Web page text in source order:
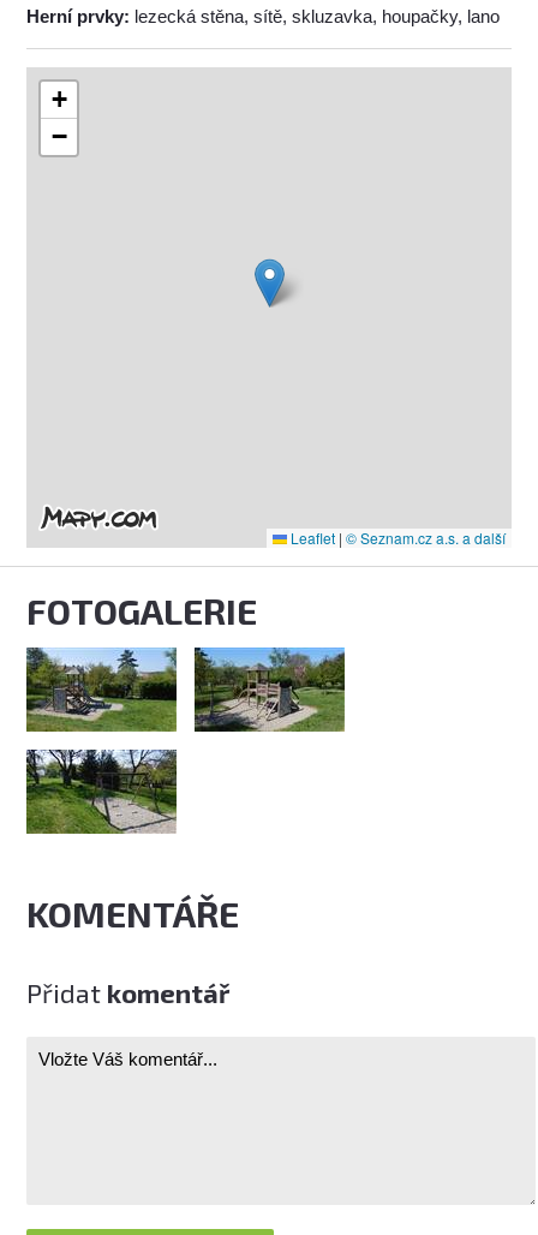
Herní prvky: lezecká stěna, sítě, skluzavka, houpačky, lano
+
−
Leaflet | © Seznam.cz a.s. a další
FOTOGALERIE
KOMENTÁŘE
Přidat komentář